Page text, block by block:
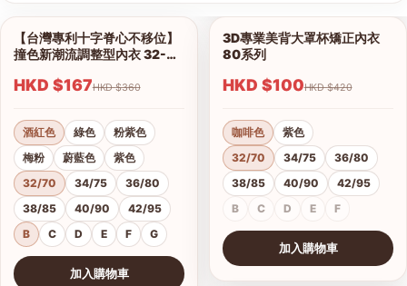
1/12
【台灣專利十字脊心不移位】
撞色新潮流調整型內衣 32-42
HKD $167 HKD $360
酒紅色 綠色
粉紫色
梅粉
蔚藍色
紫色
32/70
34/75
36/80
38/85
40/90
42/95
B
C D E F G
加入購物車
1/6
3D專業美背大罩杯矯正內衣
80系列
HKD $100 HKD $420
咖啡色
紫色
32/70
34/75
36/80
38/85
40/90
42/95
B
C D E F
加入購物車
查看圖片